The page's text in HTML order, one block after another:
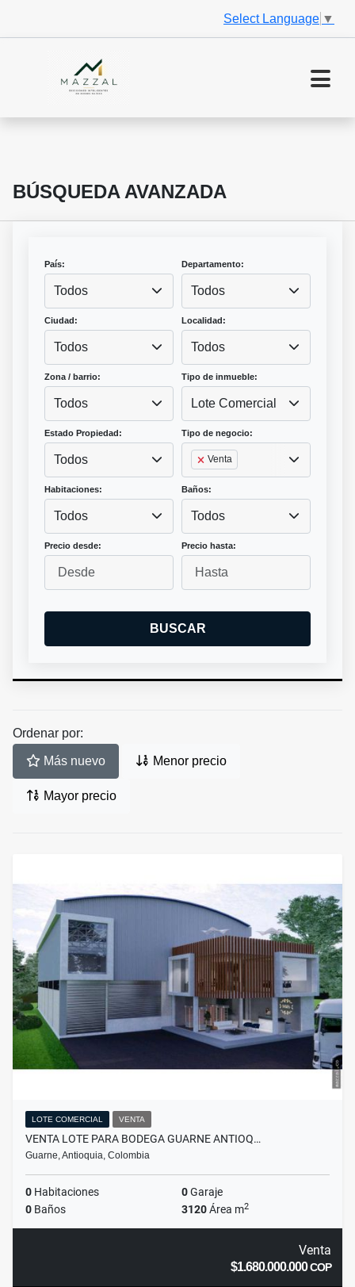
Select Language ▼
BÚSQUEDA AVANZADA
País:
Todos
Departamento:
Todos
Ciudad:
Todos
Localidad:
Todos
Zona / barrio:
Todos
Tipo de inmueble:
Lote Comercial
Estado Propiedad:
Todos
Tipo de negocio:
Venta
Habitaciones:
Todos
Baños:
Todos
Precio desde: Precio hasta:
BUSCAR
Ordenar por:
Más nuevo Menor precio
Mayor precio
LOTE COMERCIAL VENTA
VENTA LOTE PARA BODEGA GUARNE ANTIOQ…
Guarne, Antioquia, Colombia
0 Habitaciones 0Garaje
0 Baños 3120Área m2
Venta
$1.680.000.000COP